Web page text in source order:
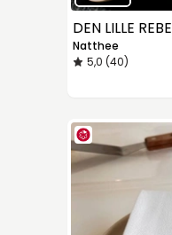
DEN LILLE
Natthee
5,0 (40)